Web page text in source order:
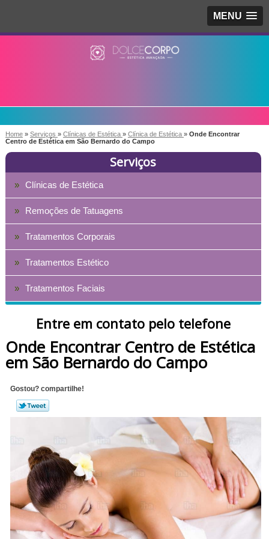
MENU
Home » Serviços » Clínicas de Estética » Clínica de Estética » Onde Encontrar
Centro de Estética em São Bernardo do Campo
Serviços
Clínicas de Estética
Remoções de Tatuagens
Tratamentos Corporais
Tratamentos Estético
Tratamentos Faciais
Entre em contato pelo telefone
Onde Encontrar Centro de Estética
em São Bernardo do Campo
Gostou? compartilhe!